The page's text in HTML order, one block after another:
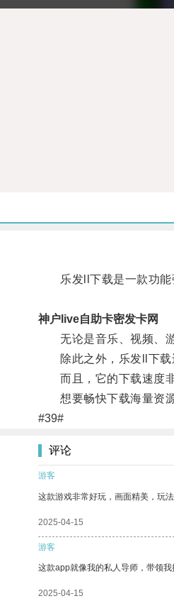
乐发ll下载是一款功能强
神户live自助卡密发卡网
无论是音乐、视频、游
除此之外，乐发ll下载
而且，它的下载速度非
想要畅快下载海量资源
#39#
评论
游客
这款游戏非常好玩，画面精美，玩法
2025-04-15
游客
这款app就像我的私人导师，带领我
2025-04-15